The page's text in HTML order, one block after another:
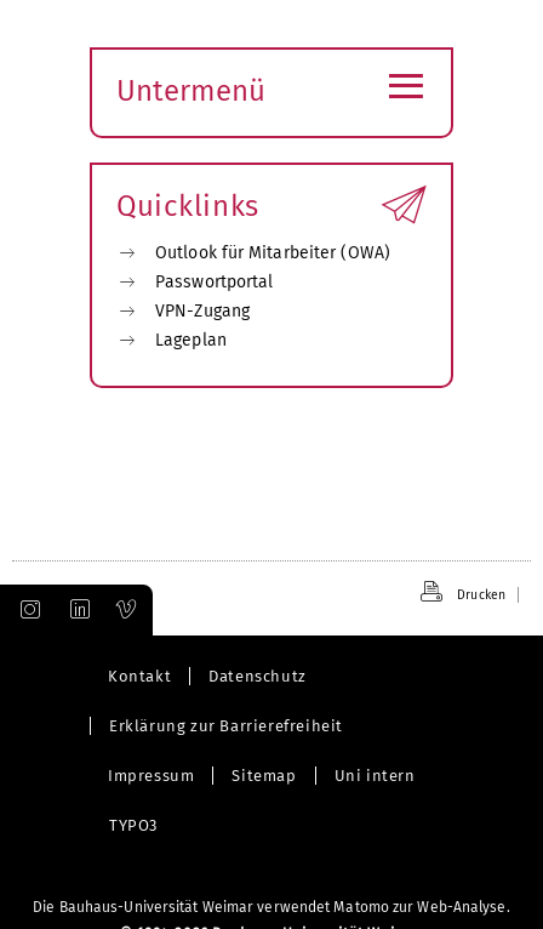
Untermenü
öffnen
≡
Quicklinks
Outlook für Mitarbeiter (OWA)
Passwortportal
VPN-Zugang
Lageplan
Drucken
Kontakt Datenschutz
Erklärung zur Barrierefreiheit
Impressum Sitemap Uni intern
TYPO3
Die Bauhaus-Universität Weimar verwendet Matomo zur Web-Analyse.